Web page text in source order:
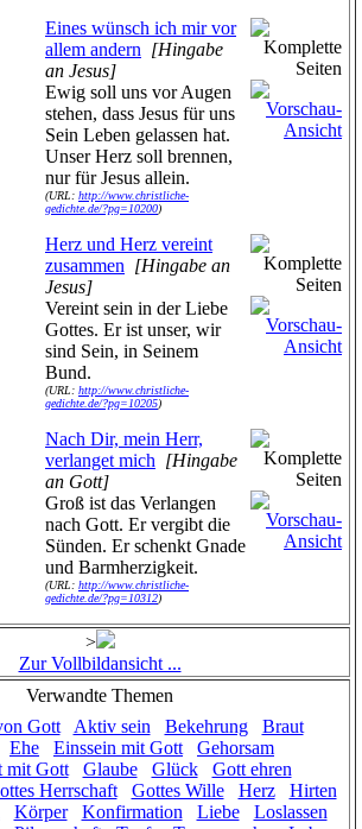
Eines wünsch ich mir vor
allem andern [Hingabe
an Jesus]
Ewig soll uns vor Augen
stehen, dass Jesus für uns
Sein Leben gelassen hat.
Unser Herz soll brennen,
nur für Jesus allein.
(URL: http://www.christliche-
gedichte.de/?pg=10200)
Herz und Herz vereint
zusammen [Hingabe an
Jesus]
Vereint sein in der Liebe
Gottes. Er ist unser, wir
sind Sein, in Seinem
Bund.
(URL: http://www.christliche-
gedichte.de/?pg=10205)
Nach Dir, mein Herr,
verlanget mich [Hingabe
an Gott]
Groß ist das Verlangen
nach Gott. Er vergibt die
Sünden. Er schenkt Gnade
und Barmherzigkeit.
(URL: http://www.christliche-
gedichte.de/?pg=10312)
>
Zur Vollbildansicht ...
Verwandte Themen
Gott
Aktiv sein Bekehrung
Braut
Ehe Einssein mit Gott
Gehorsam
mit Gott
Glaube Glück
Gott ehren
Herrschaft Gottes Wille Herz
Hirten
Körper Konfirmation Liebe
Loslassen